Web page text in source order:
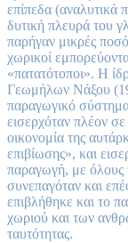
επίπεδα (αναλυτικά
δυτική πλευρά του
παρήγαν μικρές
χωρικοί
«πατατότοποι». Η
Γεωμήλων Νάξου
παραγωγικό
εισερχόταν πλέον
οικονομία της
επιβίωσης», και
παραγωγή, με όλους
συνεπαγόταν και
επιβλήθηκε και το
χωριού και των
ταυτότητας.